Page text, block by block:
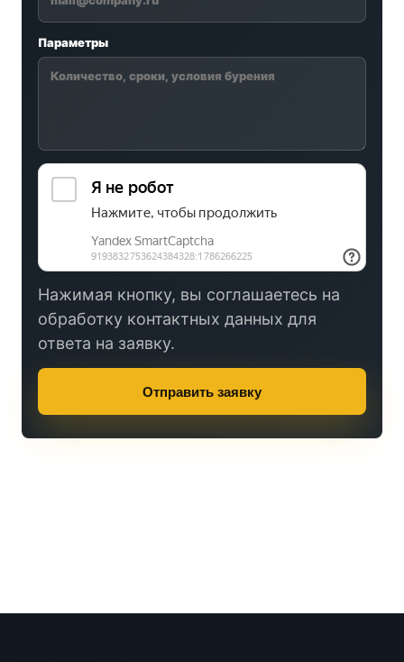
Параметры
Нажимая кнопку, вы соглашаетесь на
обработку контактных данных для
ответа на заявку.
Отправить заявку